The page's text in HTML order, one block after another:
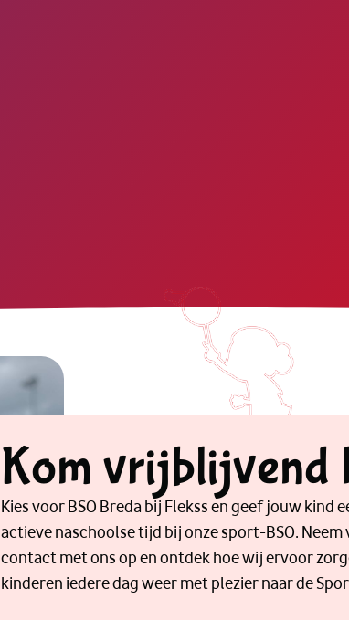
Kom vrijblijvend
Kies voor BSO Breda bij Flekss en geef jouw kind
actieve naschoolse tijd bij onze sport-BSO. Neem
contact met ons op en ontdek hoe wij ervoor
kinderen iedere dag weer met plezier naar de